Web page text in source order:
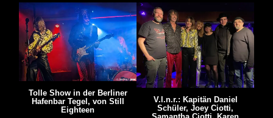
Tolle Show in der Berliner
Hafenbar Tegel, von Still
Eighteen
V.l.n.r.: Kapitän Daniel
Schüler, Joey Ciotti,